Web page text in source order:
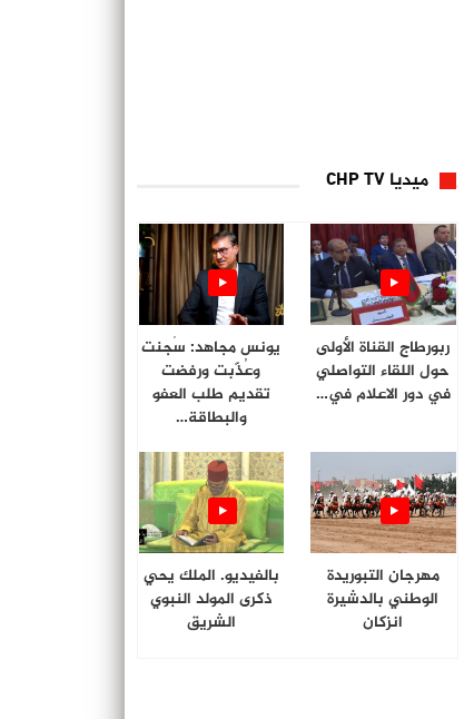
ميديا CHP TV
ربورطاج القناة الأولى
حول اللقاء التواصلي
في دور الاعلام في…
يونس مجاهد: سُجنت
وعُذّبت ورفضت
تقديم طلب العفو
والبطاقة…
مهرجان التبوريدة
الوطني بالدشيرة
انزكان
بالفيديو. الملك يحي
ذكرى المولد النبوي
الشريق